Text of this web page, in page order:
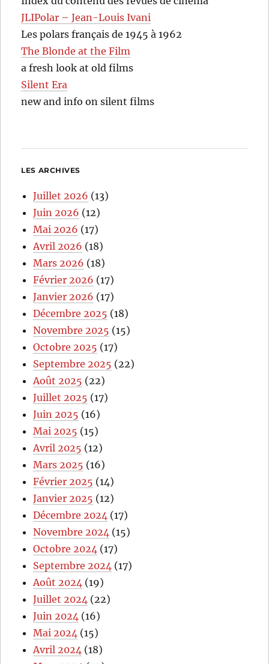
JLIPolar – Jean-Louis Ivani
Les polars français de 1945 à 1962
The Blonde at the Film
a fresh look at old films
Silent Era
new and info on silent films
LES ARCHIVES
Juillet 2026 (13)
Juin 2026 (12)
Mai 2026 (17)
Avril 2026 (18)
Mars 2026 (18)
Février 2026 (17)
Janvier 2026 (17)
Décembre 2025 (18)
Novembre 2025 (15)
Octobre 2025 (17)
Septembre 2025 (22)
Août 2025 (22)
Juillet 2025 (17)
Juin 2025 (16)
Mai 2025 (15)
Avril 2025 (12)
Mars 2025 (16)
Février 2025 (14)
Janvier 2025 (12)
Décembre 2024 (17)
Novembre 2024 (15)
Octobre 2024 (17)
Septembre 2024 (17)
Août 2024 (19)
Juillet 2024 (22)
Juin 2024 (16)
Mai 2024 (15)
Avril 2024 (18)